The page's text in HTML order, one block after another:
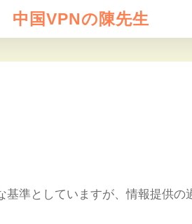
中国VPNの陳先生
準としていますが、情報提供の